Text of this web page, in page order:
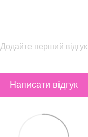
Додайте перший відгук
Написати відгук